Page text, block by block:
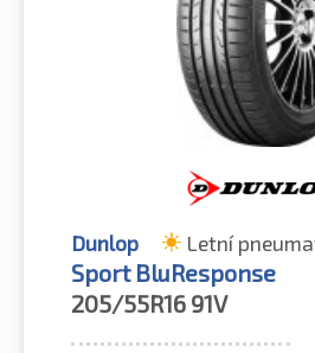
Dunlop Letní
Sport BluResponse
205/55R16 91V